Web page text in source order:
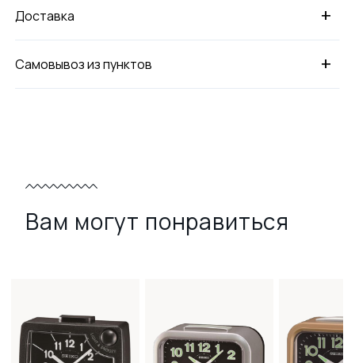
+
Доставка
+
Самовывоз из пунктов
Вам могут понравиться